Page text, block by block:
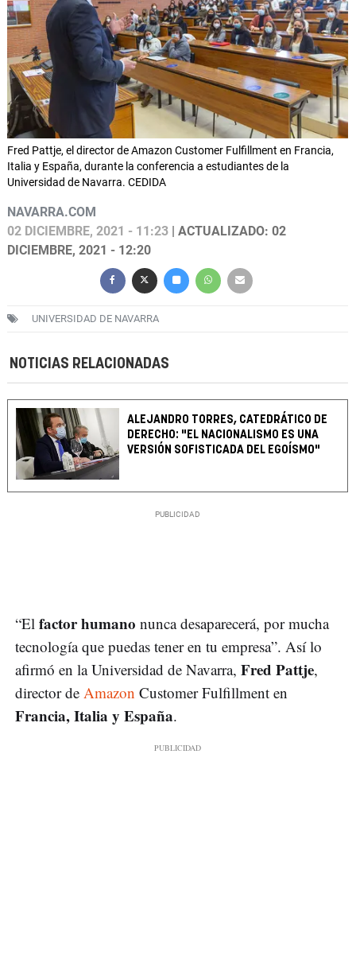
Fred Pattje, el director de Amazon Customer Fulfillment en Francia,
Italia y España, durante la conferencia a estudiantes de la
Universidad de Navarra. CEDIDA
NAVARRA.COM
02 DICIEMBRE, 2021 - 11:23 | ACTUALIZADO: 02
DICIEMBRE, 2021 - 12:20
UNIVERSIDAD DE NAVARRA
NOTICIAS RELACIONADAS
ALEJANDRO TORRES, CATEDRÁTICO DE
DERECHO: "EL NACIONALISMO ES UNA
VERSIÓN SOFISTICADA DEL EGOÍSMO"
“El factor humano nunca desaparecerá, por mucha
tecnología que puedas tener en tu empresa”. Así lo
afirmó en la Universidad de Navarra, Fred Pattje,
director de Amazon Customer Fulfillment en
Francia, Italia y España.